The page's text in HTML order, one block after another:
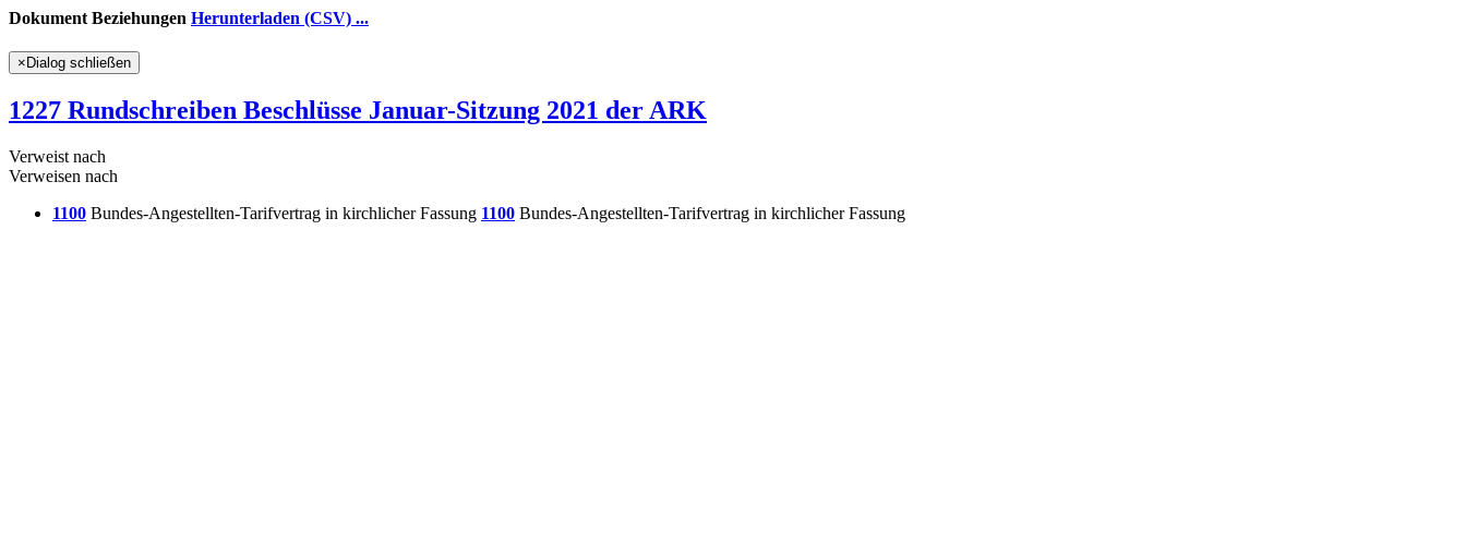
Dokument Beziehungen Herunterladen (CSV) ...
× Dialog schließen
1227 Rundschreiben Beschlüsse Januar-Sitzung 2021 der ARK
Verweist nach
Verweisen nach
1100 Bundes-Angestellten-Tarifvertrag in kirchlicher Fassung 1100 Bundes-Angestellten-Tarifvertrag in kirchlicher Fassung